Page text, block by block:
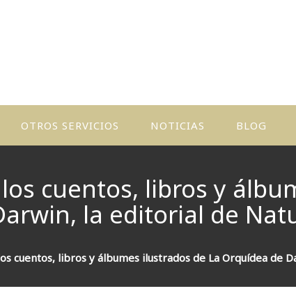
OTROS SERVICIOS
CUENTOS
PERSONALIZADOS
PRODUCCIÓN
Y LIBROS
NOTICIAS BLOG
cuentos, libros y
la editorial de
cuentos, libros y álbumes ilustrados de La Orquídea de